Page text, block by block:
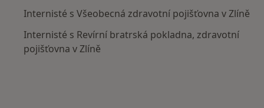
Internisté s Všeobecná zdravotní pojišťovna v Zlíně
Internisté s Revírní bratrská pokladna, zdravotní
pojišťovna v Zlíně